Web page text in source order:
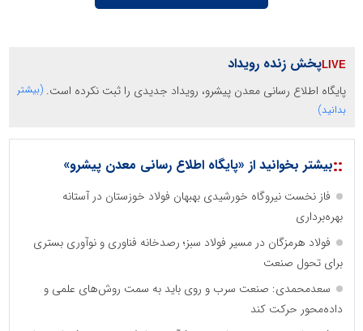
پخش زنده رویداد
پایگاه اطلاع رسانی معدن پیشرو، رویداد جدیدی را ثبت نکرده است. (بیشتر
بدانید)
::بیشتر بخوانید از «پایگاه اطلاع رسانی معدن پیشرو»
فاز نخست نیروگاه خورشیدی بهبهان فولاد خوزستان در آستانه
بهره‌برداری
فولاد هرمزگان در مسیر فولاد سبز؛ رصدخانه فناوری و نوآوری بستری
برای تحول صنعت
سعدمحمدی: صنعت سرب و روی باید به سمت روش‌های علمی و
داده‌محور حرکت کند